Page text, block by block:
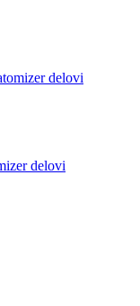
delovi
delovi